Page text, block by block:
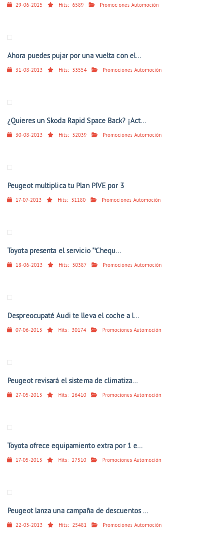
29-06-2025 Hits: 6589 Promociones Automoción
Ahora puedes pujar por una vuelta con el...
31-08-2013 Hits: 33554 Promociones Automoción
¿Quieres un Skoda Rapid Space Back? ¡Act...
30-08-2013 Hits: 32039 Promociones Automoción
Peugeot multiplica tu Plan PIVE por 3
17-07-2013 Hits: 31180 Promociones Automoción
Toyota presenta el servicio "‘Chequ...
18-06-2013 Hits: 30387 Promociones Automoción
Despreocupaté Audi te lleva el coche a l...
07-06-2013 Hits: 30174 Promociones Automoción
Peugeot revisará el sistema de climatiza...
27-05-2013 Hits: 26410 Promociones Automoción
Toyota ofrece equipamiento extra por 1 e...
17-05-2013 Hits: 27510 Promociones Automoción
Peugeot lanza una campaña de descuentos ...
22-03-2013 Hits: 25481 Promociones Automoción